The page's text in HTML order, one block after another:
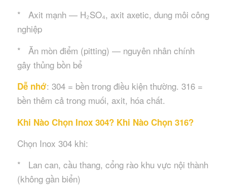
* Axit mạnh — H₂SO₄, axit axetic, dung môi công
nghiệp
* Ăn mòn điểm (pitting) — nguyên nhân chính
gây thủng bồn bể
Dễ nhớ: 304 = bền trong điều kiện thường. 316 =
bền thêm cả trong muối, axit, hóa chất.
Khi Nào Chọn Inox 304? Khi Nào Chọn 316?
Chọn Inox 304 khi:
* Lan can, cầu thang, cổng rào khu vực nội thành
(không gần biển)